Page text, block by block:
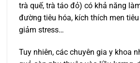
trà quế, trà táo đỏ) có khả năng
đường tiêu hóa, kích thích men
giảm stress…
Tuy nhiên, các chuyên gia y khoa